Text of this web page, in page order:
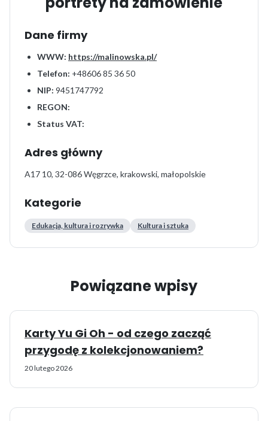
Dane firmy
WWW: https://malinowska.pl/
Telefon: +48606 85 36 50
NIP: 9451747792
REGON:
Status VAT:
Adres główny
A17 10, 32-086 Węgrzce, krakowski, małopolskie
Kategorie
Edukacja, kultura i rozrywka Kultura i sztuka
Powiązane wpisy
Karty Yu Gi Oh - od czego zacząć
przygodę z kolekcjonowaniem?
20 lutego 2026